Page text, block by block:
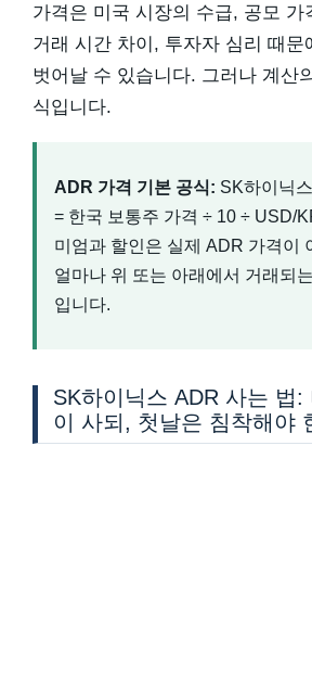
가격은 미국 시장의 수급, 공모 가
거래 시간 차이, 투자자 심리 때문
벗어날 수 있습니다. 그러나 계산
식입니다.
ADR 가격 기본 공식: SK하이닉
= 한국 보통주 가격 ÷ 10 ÷ USD/
미엄과 할인은 실제 ADR 가격이
얼마나 위 또는 아래에서 거래되
입니다.
SK하이닉스 ADR 사는 법:
이 사되, 첫날은 침착해야